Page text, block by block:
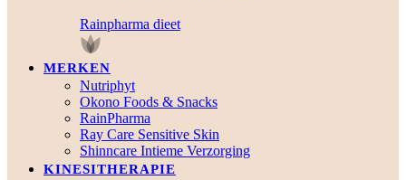
Rainpharma dieet
MERKEN
Nutriphyt
Okono Foods & Snacks
RainPharma
Ray Care Sensitive Skin
Shinncare Intieme Verzorging
KINESITHERAPIE